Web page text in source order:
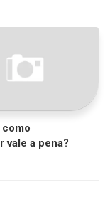
como
vale a pena?